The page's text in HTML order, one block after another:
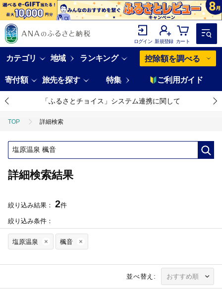
ログイン 新規登録 カート
カテゴリ 地域 ランキング 控除額を調べる
寄付額 旅先を探す 特集 ご利用ガイド
「ふるさとチョイス」システム連携に関して
TOP 詳細検索
詳細検索結果
絞り込み結果： 2件
絞り込み条件：
塩原温泉 楓音
並べ替え: